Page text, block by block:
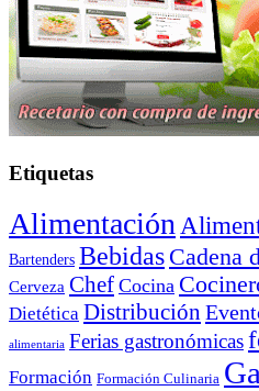
Etiquetas
Alimentación
Bartenders Bebidas Cadena
Cerveza Chef Cocina
Dietética Distribución
alimentaria Ferias gastronómicas
Formación Formación Culinaria